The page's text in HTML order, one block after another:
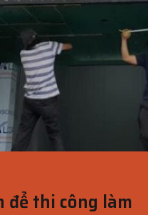
để thi công làm